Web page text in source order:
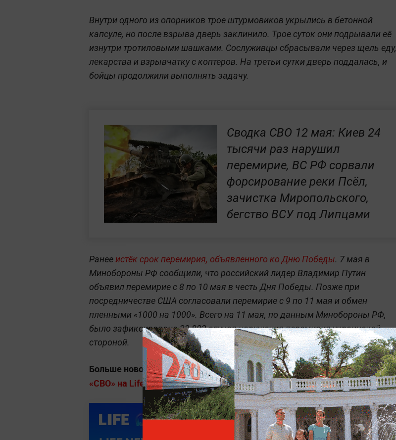
Внутри одного из опорников трое штурмовиков укрылись в бетонной
капсуле, но после взрыва дверь заклинило. Трое суток они подрывали её
изнутри тротиловыми шашками. Сослуживцы сбрасывали через щель еду,
лекарства и взрывчатку с коптеров. На третьи сутки дверь поддалась, и
бойцы продолжили выполнять задачу.
Сводка СВО 12 мая: Киев 24
тысячи раз нарушил
перемирие, ВС РФ сорвали
форсирование реки Псёл,
зачистка Миропольского,
бегство ВСУ под Липцами
Ранееистёк срок перемирия, объявленного ко Дню Победы. 7 мая в
Минобороны РФ сообщили, что российский лидер Владимир Путин
объявил перемирие с 8 по 10 мая в честь Дня Победы. Позже при
посредничестве США согласовали перемирие с 9 по 11 мая и обмен
пленными «1000 на 1000». Всего на 11 мая, по данным Минобороны РФ,
было зафиксировано 23 802 случая нарушения перемирия украинской
стороной.
Больше новостей о специальной военной операции —читайте в разделе
«СВО» на Life.ru.